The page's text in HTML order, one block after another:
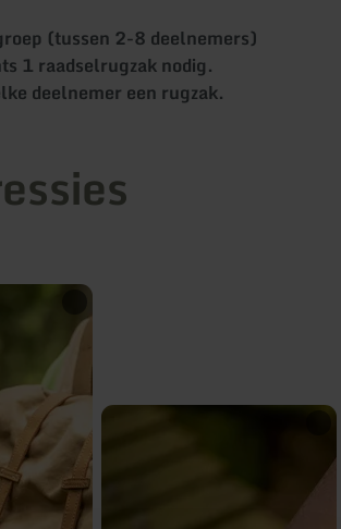
(tussen 2-8 deelnemers)
1 raadselrugzak nodig.
deelnemer een rugzak.